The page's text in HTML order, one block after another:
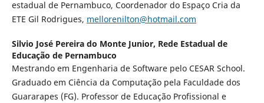
estadual de Pernambuco, Coordenador do Espaço Cria da
ETE Gil Rodrigues, mellorenilton@hotmail.com
Silvio José Pereira do Monte Junior, Rede Estadual de
Educação de Pernambuco
Mestrando em Engenharia de Software pelo CESAR School.
Graduado em Ciência da Computação pela Faculdade dos
Guararapes (FG). Professor de Educação Profissional e